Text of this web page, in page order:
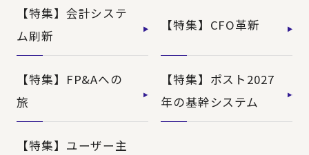
【特集】会計システ
ム刷新
【特集】CFO革新
【特集】FP&Aへの
旅
【特集】ポスト2027
年の基幹システム
【特集】ユーザー主